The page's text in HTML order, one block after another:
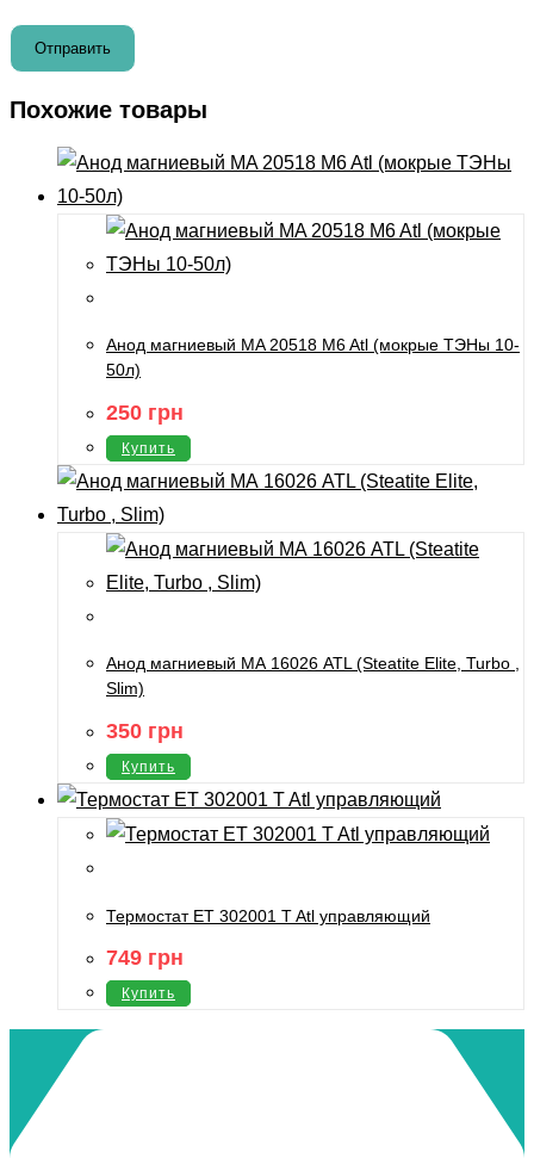
Похожие товары
Анод магниевый MA 20518 M6 Atl (мокрые ТЭНы 10-
50л)
250 грн
Купить
Анод магниевый МА 16026 ATL (Steatite Elite, Turbo ,
Slim)
350 грн
Купить
Термостат ET 302001 T Atl управляющий
749 грн
Купить